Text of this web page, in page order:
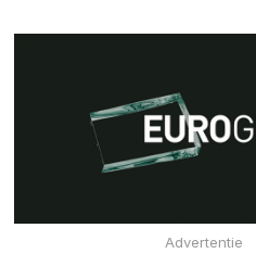
Advertentie